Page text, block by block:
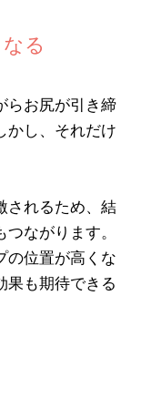
る
らお尻が引き締
かし、それだけ
されるため、結
ながります。
の位置が高くな
果も期待できる